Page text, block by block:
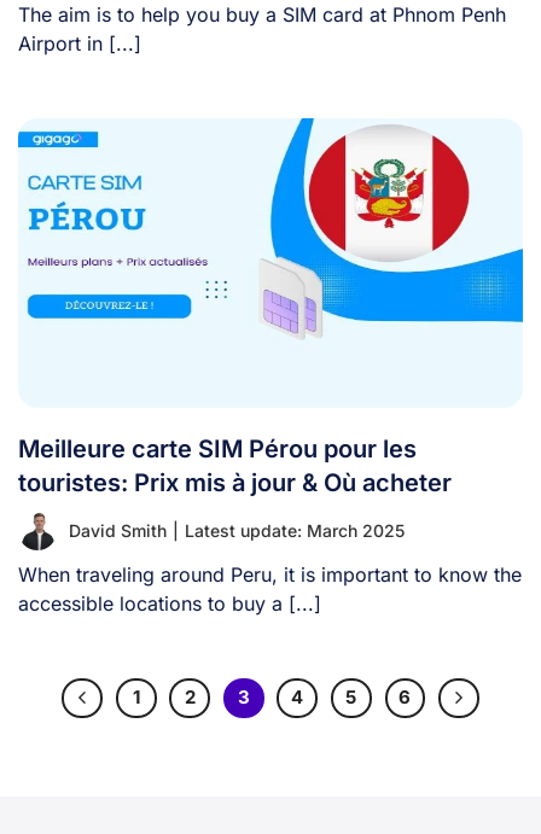
The aim is to help you buy a SIM card at Phnom Penh
Airport in [...]
Meilleure carte SIM Pérou pour les
touristes: Prix mis à jour & Où acheter
David Smith Latest update: March 2025
When traveling around Peru, it is important to know the
accessible locations to buy a [...]
1 2 3 4 5 6